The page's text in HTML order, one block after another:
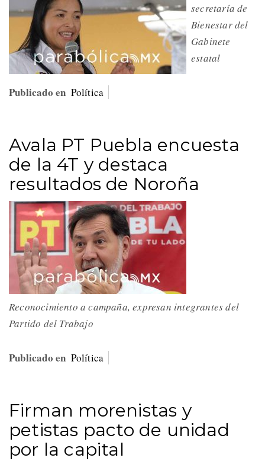
secretaría de
Bienestar del
Gabinete
estatal
Publicado en Política
Avala PT Puebla encuesta
de la 4T y destaca
resultados de Noroña
Reconocimiento a campaña, expresan integrantes del
Partido del Trabajo
Publicado en Política
Firman morenistas y
petistas pacto de unidad
por la capital